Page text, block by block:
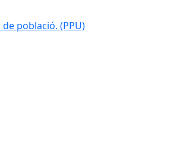
població. (PPU)